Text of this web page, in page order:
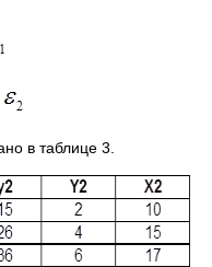
в таблице 3.